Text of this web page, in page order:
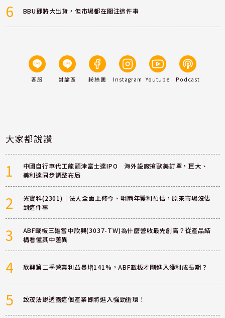
6 BBU即將大出貨，但市場都在關注這件事
客服 討論區 粉絲團 Instagram Youtube Podcast
大家都說讚
1
中國自行車代工龍頭津富士達IPO 海外設廠搶歐美訂單，巨大、
美利達同步調整布局
2
光寶科(2301)｜法人全面上修今、明兩年獲利預估，原來市場沒估
到這件事
3
ABF載板三雄當中欣興(3037-TW)為什麼營收最先創高？從產品結
構看懂其中差異
4 欣興第二季營業利益暴增141%，ABF載板才剛進入獲利成長期？
5 致茂法說透露這個產業即將進入強勁循環！